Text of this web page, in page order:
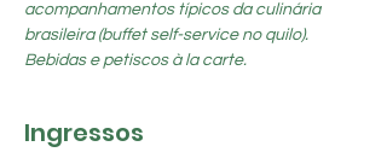
acompanhamentos típicos da culinária
brasileira (buffet self-service no quilo).
Bebidas e petiscos à la carte.
Ingressos